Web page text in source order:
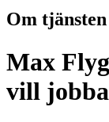
Om tjänsten
Max
vill